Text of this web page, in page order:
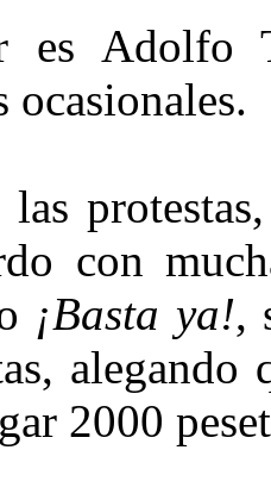
Adolfo
ocasionales.
con
¡Basta ya!,
2000